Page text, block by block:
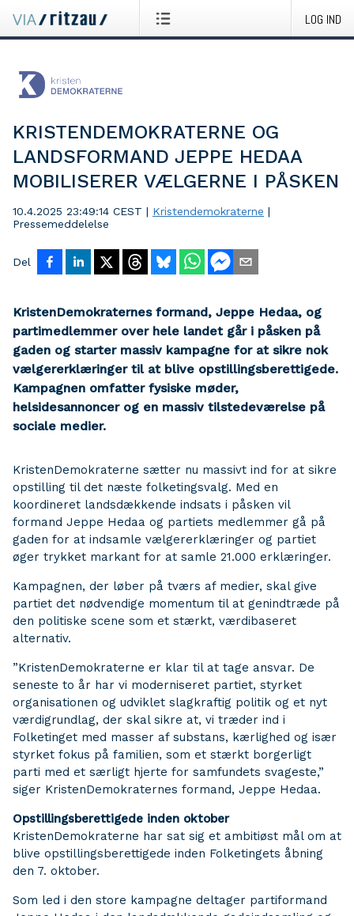
LOG IND
KRISTENDEMOKRATERNE OG
LANDSFORMAND JEPPE HEDAA
MOBILISERER VÆLGERNE I PÅSKEN
10.4.2025 23:49:14 CEST | Kristendemokraterne |
Pressemeddelelse
Del
KristenDemokraternes formand, Jeppe Hedaa, og
partimedlemmer over hele landet går i påsken på
gaden og starter massiv kampagne for at sikre nok
vælgererklæringer til at blive opstillingsberettigede.
Kampagnen omfatter fysiske møder,
helsidesannoncer og en massiv tilstedeværelse på
sociale medier.
KristenDemokraterne sætter nu massivt ind for at sikre
opstilling til det næste folketingsvalg. Med en
koordineret landsdækkende indsats i påsken vil
formand Jeppe Hedaa og partiets medlemmer gå på
gaden for at indsamle vælgererklæringer og partiet
øger trykket markant for at samle 21.000 erklæringer.
Kampagnen, der løber på tværs af medier, skal give
partiet det nødvendige momentum til at genindtræde på
den politiske scene som et stærkt, værdibaseret
alternativ.
”KristenDemokraterne er klar til at tage ansvar. De
seneste to år har vi moderniseret partiet, styrket
organisationen og udviklet slagkraftig politik og et nyt
værdigrundlag, der skal sikre at, vi træder ind i
Folketinget med masser af substans, kærlighed og især
styrket fokus på familien, som et stærkt borgerligt
parti med et særligt hjerte for samfundets svageste,”
siger KristenDemokraternes formand, Jeppe Hedaa.
Opstillingsberettigede inden oktober
KristenDemokraterne har sat sig et ambitiøst mål om at
blive opstillingsberettigede inden Folketingets åbning
den 7. oktober.
Som led i den store kampagne deltager partiformand